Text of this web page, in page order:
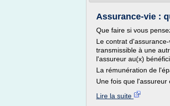
Assurance-vie :
Que faire si vous
Le contrat
transmissible à une
l'assureur au(x)
La rémunération de
Une fois que l'assureur
Lire la suite